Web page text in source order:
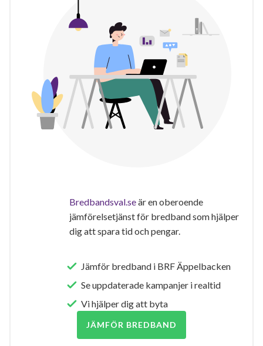
Bredbandsval.seär en oberoende
jämförelsetjänst för bredband som hjälper
dig att spara tid och pengar.
Jämför bredband i BRF Äppelbacken
Se uppdaterade kampanjer i realtid
Vi hjälper dig att byta
JÄMFÖR BREDBAND